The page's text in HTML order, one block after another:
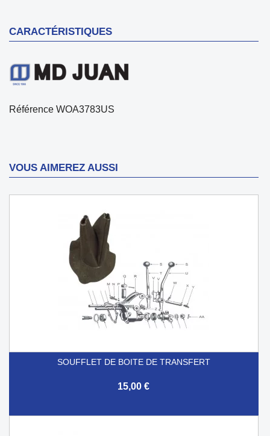
CARACTÉRISTIQUES
Référence WOA3783US
VOUS AIMEREZ AUSSI
SOUFFLET DE BOITE DE TRANSFERT
15,00 €